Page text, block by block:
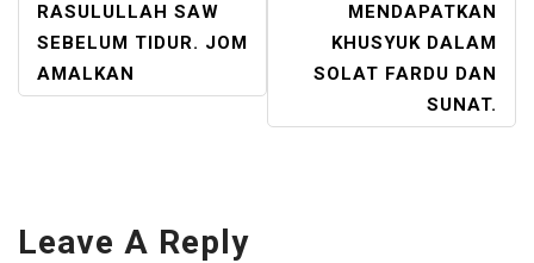
RASULULLAH SAW
SEBELUM TIDUR. JOM
AMALKAN
MENDAPATKAN
KHUSYUK DALAM
SOLAT FARDU DAN
SUNAT.
Leave A Reply